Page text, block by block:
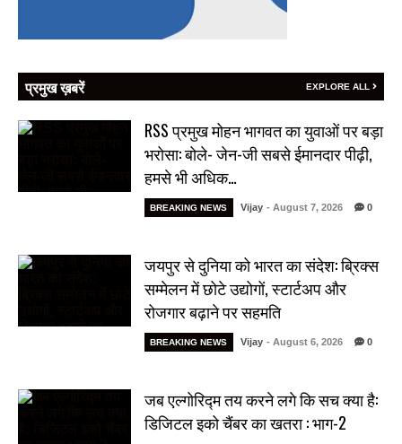
प्रमुख ख़बरें EXPLORE ALL
RSS प्रमुख मोहन भागवत का युवाओं पर बड़ा
भरोसा: बोले- जेन-जी सबसे ईमानदार पीढ़ी,
हमसे भी अधिक…
BREAKING NEWS Vijay - August 7, 2026 0
जयपुर से दुनिया को भारत का संदेश: ब्रिक्स
सम्मेलन में छोटे उद्योगों, स्टार्टअप और
रोजगार बढ़ाने पर सहमति
BREAKING NEWS Vijay - August 6, 2026 0
जब एल्गोरिद्म तय करने लगे कि सच क्या है:
डिजिटल इको चैंबर का खतरा : भाग-2